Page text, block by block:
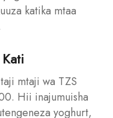
katika mtaa
mtaji wa TZS
Hii inajumuisha
yoghurt,